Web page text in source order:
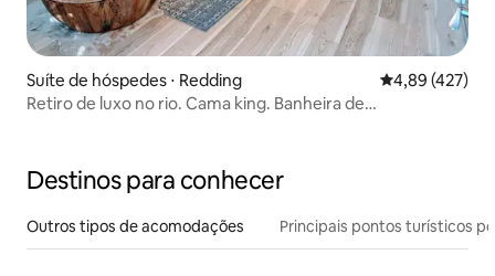
Suíte de hóspedes ⋅ Redding 4,89 de uma
4,89 (427)
Retiro de luxo no rio. Cama king. Banheira de
Destinos para conhecer
Outros tipos de acomodações Principais pontos turísticos